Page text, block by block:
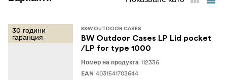
30 години
гаранция
B&W OUTDOOR CASES
BW Outdoor Cases LP Lid pocket
/LP for type 1000
Номер на продукта 112336
EAN 4031541703644